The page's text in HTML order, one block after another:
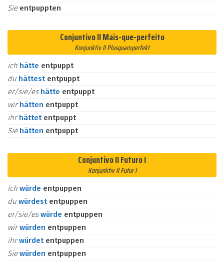
Sie entpuppten
Conjuntivo II Mais-que-perfeito
Konjunktiv II Plusquamperfekt
ich hätte entpuppt
du hättest entpuppt
er/sie/es hätte entpuppt
wirhätten entpuppt
ihrhättet entpuppt
Sie hätten entpuppt
Conjuntivo II Futuro I
Konjunktiv II Futur I
ich würde entpuppen
du würdest entpuppen
er/sie/eswürde entpuppen
wirwürden entpuppen
ihrwürdet entpuppen
Siewürden entpuppen